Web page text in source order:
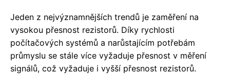
Jeden z nejvýznamnějších trendů je zaměření na
vysokou přesnost rezistorů. Díky rychlosti
počítačových systémů a narůstajícím potřebám
průmyslu se stále více vyžaduje přesnost v měření
signálů, což vyžaduje i vyšší přesnost rezistorů.